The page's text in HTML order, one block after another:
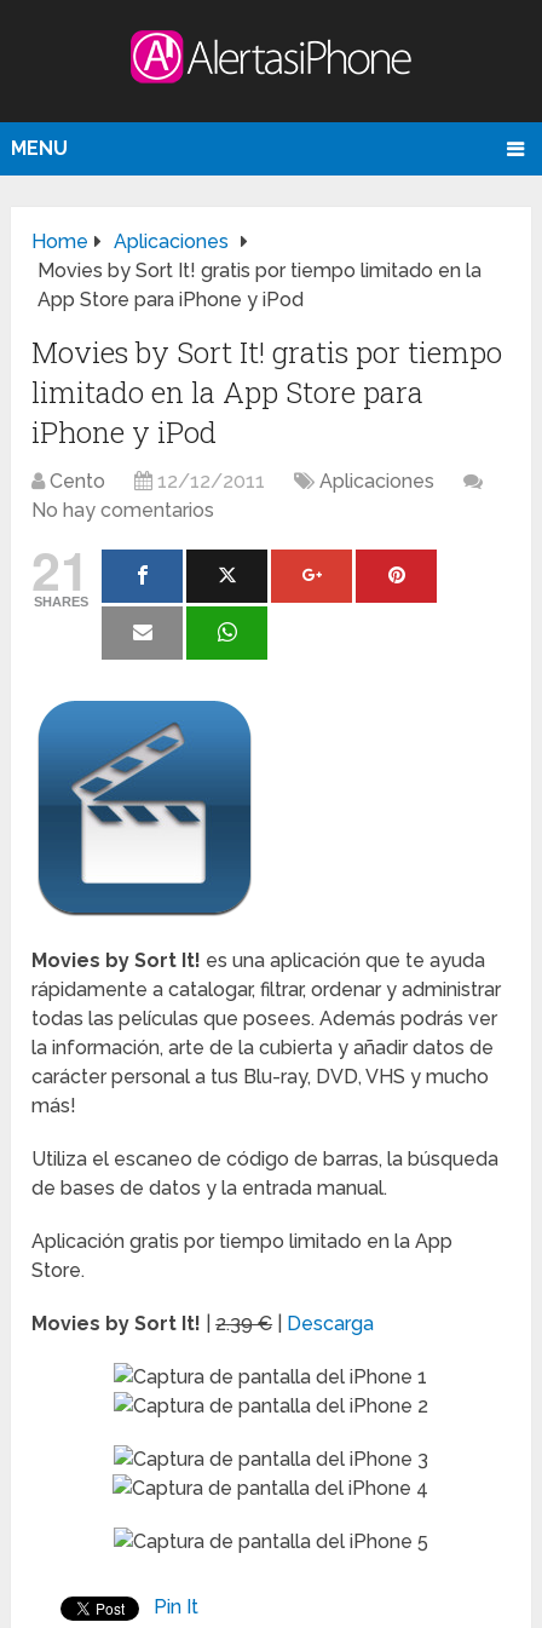
MENU
Home
Aplicaciones
Movies by Sort It! gratis por tiempo limitado en la
App Store para iPhone y iPod
Movies by Sort It! gratis por tiempo
limitado en la App Store para
iPhone y iPod
Cento 12/12/2011
Aplicaciones
No hay comentarios
21
SHARES
Movies by Sort It! es una aplicación que te ayuda
rápidamente a catalogar, filtrar, ordenar y administrar
todas las películas que posees. Además podrás ver
la información, arte de la cubierta y añadir datos de
carácter personal a tus Blu-ray, DVD, VHS y mucho
más!
Utiliza el escaneo de código de barras, la búsqueda
de bases de datos y la entrada manual.
Aplicación gratis por tiempo limitado en la App
Store.
Movies by Sort It! |2.39 € Descarga
Pin It